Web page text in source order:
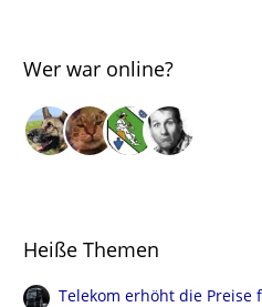
Wer war online?
Heiße Themen
Telekom erhöht die Preise